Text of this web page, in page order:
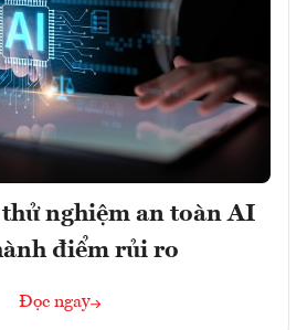
nghiệm an toàn AI
điểm rủi ro
Đọc ngay